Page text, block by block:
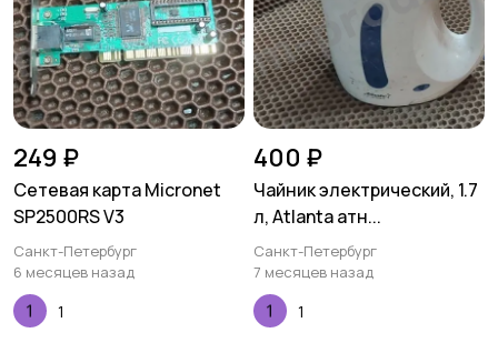
249 ₽
Сетевая карта Micronet
SP2500RS V3
Санкт-Петербург
6 месяцев назад
1
400 ₽
Чайник электрический, 1.7
л, Аtlаntа атн...
Санкт-Петербург
7 месяцев назад
1